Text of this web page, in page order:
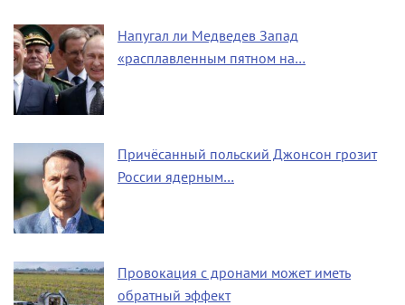
Напугал ли Медведев Запад
«расплавленным пятном на…
Причёсанный польский Джонсон грозит
России ядерным…
Провокация с дронами может иметь
обратный эффект